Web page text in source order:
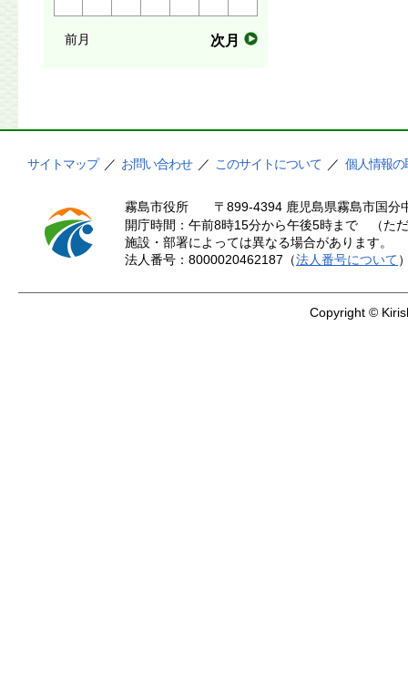
前月 次月
サイトマップ ／ お問い合わせ ／ このサイトについて ／ 個人情報の
霧島市役所
〒899-4394 鹿児島県霧島市国
開庁時間：午前8時15分から午後5時まで （た
施設・部署によっては異なる場合があります。
法人番号：8000020462187（法人番号について
Copyright ©